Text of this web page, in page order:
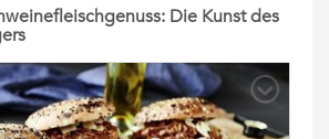
Die Kunst des